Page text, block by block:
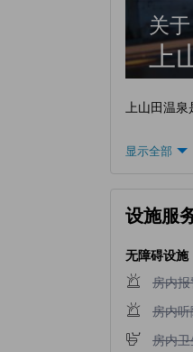
关于
上
上山田温
显示全部
设施服
无障碍设施
不提供
房内
不提供
房内
不提供
房内